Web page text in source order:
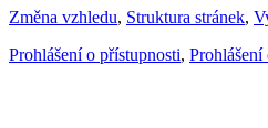
Změna vzhledu, Struktura stránek,
Prohlášení o přístupnosti, Prohlášení